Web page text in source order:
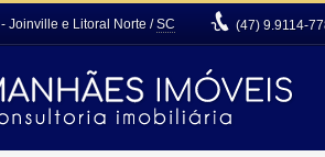
- Joinville e Litoral Norte /SC (47) 9.9114-